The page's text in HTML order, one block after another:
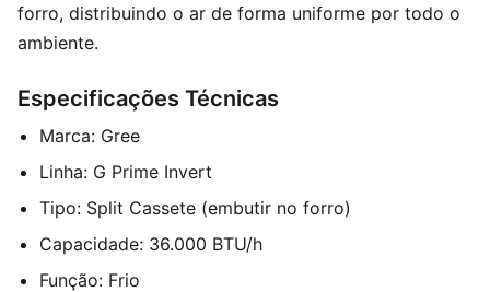
forro, distribuindo o ar de forma uniforme por todo o
ambiente.
Especificações Técnicas
Marca: Gree
Linha: G Prime Invert
Tipo: Split Cassete (embutir no forro)
Capacidade: 36.000 BTU/h
Função: Frio